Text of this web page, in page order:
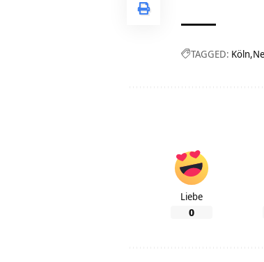
TAGGED: Köln
Liebe
0